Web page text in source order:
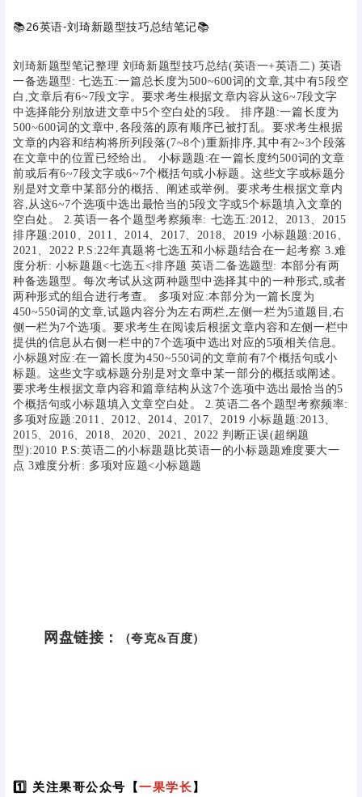
📚26英语-刘琦新题型技巧总结笔记📚
刘琦新题型笔记整理 刘琦新题型技巧总结(英语一+英语二) 英语
一备选题型: 七选五:一篇总长度为500~600词的文章,其中有5段空
白,文章后有6~7段文字。要求考生根据文章内容从这6~7段文字
中选择能分别放进文章中5个空白处的5段。 排序题:一篇长度为
500~600词的文章中,各段落的原有顺序已被打乱。要求考生根据
文章的内容和结构将所列段落(7~8个)重新排序,其中有2~3个段落
在文章中的位置已经给出。 小标题题:在一篇长度约500词的文章
前或后有6~7段文字或6~7个概括句或小标题。这些文字或标题分
别是对文章中某部分的概括、阐述或举例。要求考生根据文章内
容,从这6~7个选项中选出最恰当的5段文字或5个标题填入文章的
空白处。 2.英语一各个题型考察频率: 七选五:2012、2013、2015
排序题:2010、2011、2014、2017、2018、2019 小标题题:2016、
2021、2022 P.S:22年真题将七选五和小标题结合在一起考察 3.难
度分析: 小标题题<七选五<排序题 英语二备选题型: 本部分有两
种备选题型。每次考试从这两种题型中选择其中的一种形式,或者
两种形式的组合进行考查。 多项对应:本部分为一篇长度为
450~550词的文章,试题内容分为左右两栏,左侧一栏为5道题目,右
侧一栏为7个选项。要求考生在阅读后根据文章内容和左侧一栏中
提供的信息从右侧一栏中的7个选项中选出对应的5项相关信息。
小标题对应:在一篇长度为450~550词的文章前有7个概括句或小
标题。这些文字或标题分别是对文章中某一部分的概括或阐述。
要求考生根据文章内容和篇章结构从这7个选项中选出最恰当的5
个概括句或小标题填入文章空白处。 2.英语二各个题型考察频率:
多项对应题:2011、2012、2014、2017、2019 小标题题:2013、
2015、2016、2018、2020、2021、2022 判断正误(超纲题
型):2010 P.S:英语二的小标题题比英语一的小标题题难度要大一
点 3难度分析: 多项对应题<小标题题
网盘链接： （夸克&百度）
1️⃣ 关注果哥公众号【一果学长】